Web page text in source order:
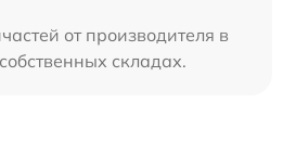
от производителя в
складах.